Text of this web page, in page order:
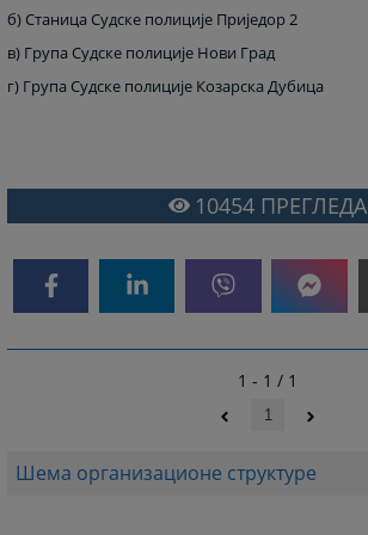
Шема организационе структуре
б) Станица Судске полиције Приједор 2
в) Група Судске полиције Нови Град
г) Група Судске полиције Козарска Дубица
10454 ПРЕГЛЕДА
1 - 1 / 1
1